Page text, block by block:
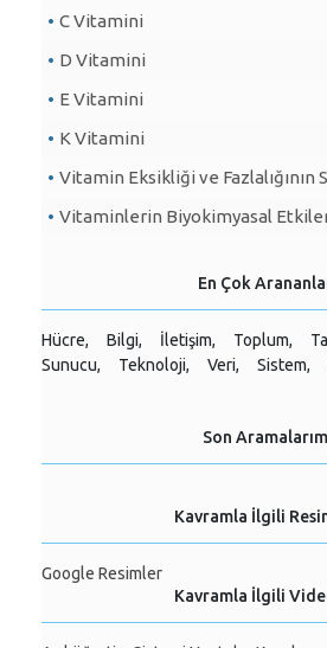
C Vitamini
D Vitamini
E Vitamini
K Vitamini
Vitamin Eksikliği ve Fazlalığının
Vitaminlerin Biyokimyasal
En Çok
Hücre, Bilgi, İletişim, Toplum,
Sunucu,
Teknoloji, Veri, Sistem,
Son Aramalarım
Kavramla İlgili
Google Resimler
Kavramla İlgili